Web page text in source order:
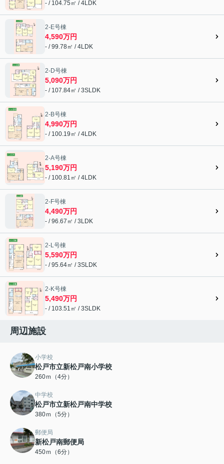
- / 104.75㎡ / 4LDK
2-E号棟
4,590万円
- / 99.78㎡ / 4LDK
2-D号棟
5,090万円
- / 107.84㎡ / 3SLDK
2-B号棟
4,990万円
- / 100.19㎡ / 4LDK
2-A号棟
5,190万円
- / 100.81㎡ / 4LDK
2-F号棟
4,490万円
- / 96.67㎡ / 3LDK
2-L号棟
5,590万円
- / 95.64㎡ / 3SLDK
2-K号棟
5,490万円
- / 103.51㎡ / 3SLDK
周辺施設
小学校
松戸市立新松戸南小学校
260ｍ（4分）
中学校
松戸市立新松戸南中学校
380ｍ（5分）
郵便局
新松戸南郵便局
450ｍ（6分）